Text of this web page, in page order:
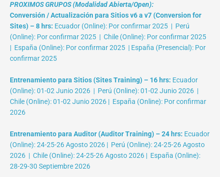
PROXIMOS GRUPOS (Modalidad Abierta/Open):
Conversión / Actualización para Sitios v6 a v7 (Conversion for
Sites) – 8 hrs: Ecuador (Online): Por confirmar 2025 | Perú
(Online): Por confirmar 2025 | Chile (Online): Por confirmar 2025
| España (Online): Por confirmar 2025 | España (Presencial): Por
confirmar 2025
Entrenamiento para Sitios (Sites Training) – 16 hrs: Ecuador
(Online): 01-02 Junio 2026 | Perú (Online): 01-02 Junio 2026 |
Chile (Online): 01-02 Junio 2026 | España (Online): Por confirmar
2026
Entrenamiento para Auditor (Auditor Training) – 24 hrs: Ecuador
(Online): 24-25-26 Agosto 2026 | Perú (Online): 24-25-26 Agosto
2026 | Chile (Online): 24-25-26 Agosto 2026 | España (Online):
28-29-30 Septiembre 2026